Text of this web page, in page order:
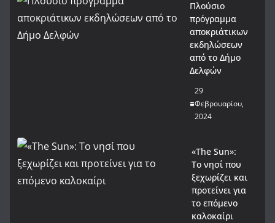
Πλούσιο
πρόγραμμα
αποκριάτικων
εκδηλώσεων
από το Δήμο
Δελφών
29
Φεβρουαρίου,
2024
«The Sun»:
Το νησί που
ξεχωρίζει και
προτείνει για
το επόμενο
καλοκαίρι